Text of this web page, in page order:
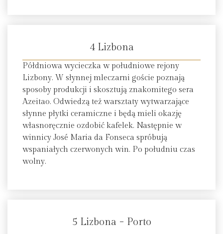
4 Lizbona
Półdniowa wycieczka w południowe rejony
Lizbony. W słynnej mleczarni goście poznają
sposoby produkcji i skosztują znakomitego sera
Azeitao. Odwiedzą też warsztaty wytwarzające
słynne płytki ceramiczne i będą mieli okazję
własnoręcznie ozdobić kafelek. Następnie w
winnicy José Maria da Fonseca spróbują
wspaniałych czerwonych win. Po południu czas
wolny.
5 Lizbona − Porto